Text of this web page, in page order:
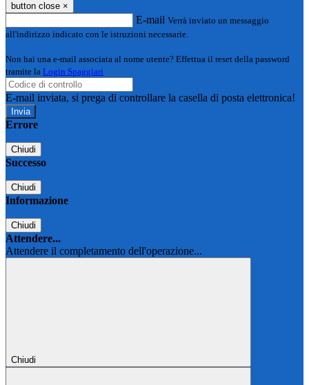
button close ×
E-mail Verrà inviato un messaggio
all'indirizzo indicato con le istruzioni necessarie.
Non hai una e-mail associata al nome utente? Effettua il reset della password
tramite la Login Spaggiari
E-mail inviata, si prega di controllare la casella di posta elettronica!
Errore
Chiudi
Successo
Chiudi
Informazione
Chiudi
Attendere...
Attendere il completamento dell'operazione...
Chiudi